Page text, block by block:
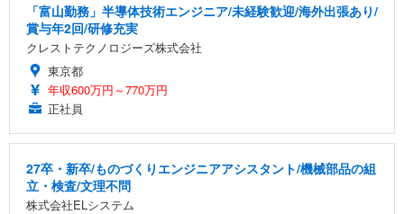
「富山勤務」半導体技術エンジニア/未経験歓迎/海外出張あり/
賞与年2回/研修充実
クレストテクノロジーズ株式会社
東京都
年収600万円～770万円
正社員
27卒・新卒/ものづくりエンジニアアシスタント/機械部品の組
立・検査/文理不問
株式会社ELシステム